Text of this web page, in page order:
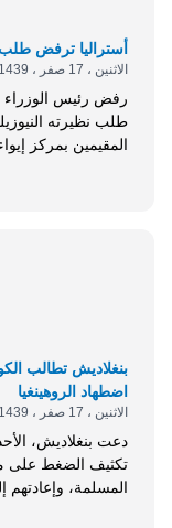
أستراليا ترفض
الاثنين ، 17 صفر ، 1439 الموافق 06 نوفمبر 2017
رفض رئيس الوزراء
المقيمين بمركز
الجديدة .
بالعاصمة
بنغلاديش تطالب
اضطهاد الروهينغيا
الاثنين ، 17 صفر ، 1439 الموافق 06 نوفمبر 2017
دعت بنغلاديش،
تكثيف الضغط على
كلمة لوزيرة